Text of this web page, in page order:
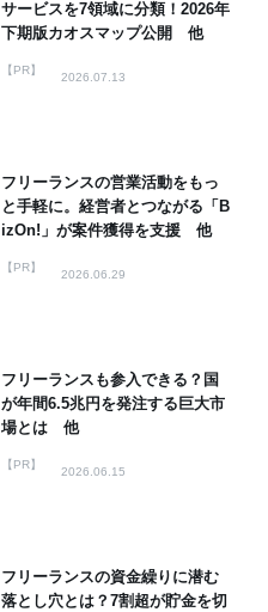
サービスを7領域に分類！2026年
下期版カオスマップ公開 他
【PR】
2026.07.13
フリーランスの営業活動をもっ
と手軽に。経営者とつながる「B
izOn!」が案件獲得を支援 他
【PR】
2026.06.29
フリーランスも参入できる？国
が年間6.5兆円を発注する巨大市
場とは 他
【PR】
2026.06.15
フリーランスの資金繰りに潜む
落とし穴とは？7割超が貯金を切